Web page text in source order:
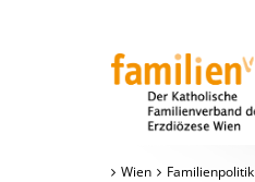
Wien Familienpolitik